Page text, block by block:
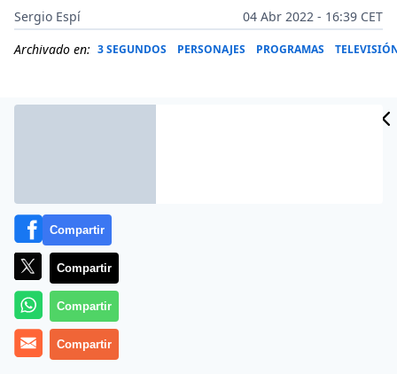
Sergio Espí
04 Abr 2022 - 16:39 CET
Archivado en: 3 SEGUNDOS PERSONAJES PROGRAMAS
Jorge Javier Vázquez
última ‘hazaña’ política. El presentador se ha metido
Compartir
Compartir
Compartir
Compartir